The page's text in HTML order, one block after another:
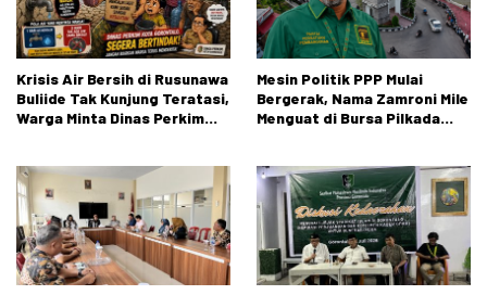
Krisis Air Bersih di Rusunawa
Buliide Tak Kunjung Teratasi,
Warga Minta Dinas Perkim
Mesin Politik PPP Mulai
Bergerak, Nama Zamroni Mile
Menguat di Bursa Pilkada